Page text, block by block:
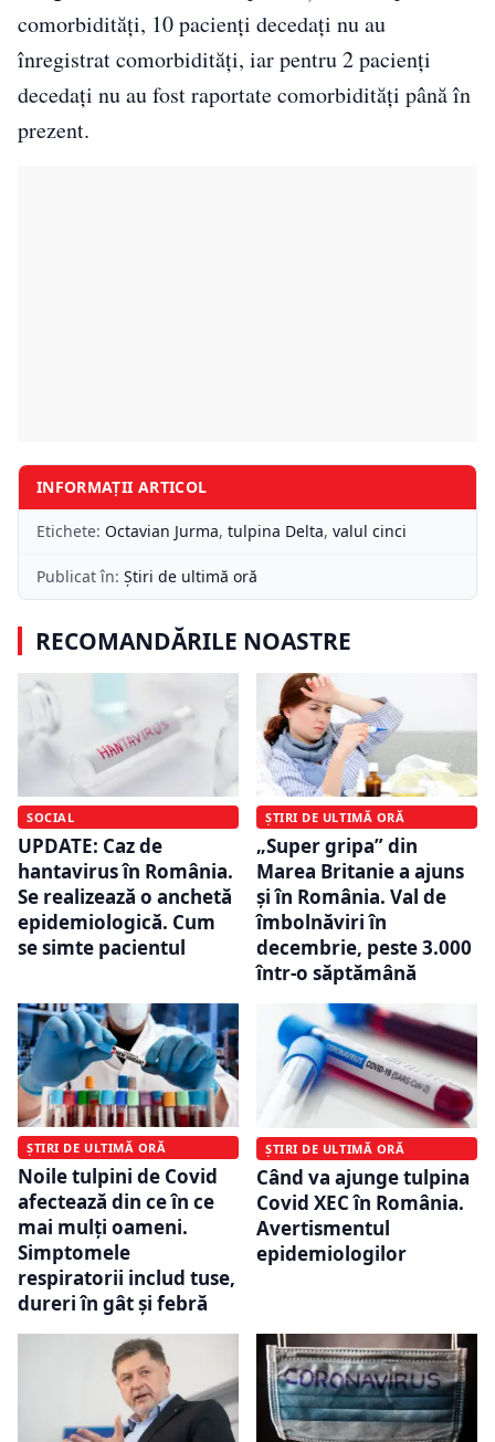
comorbidități, 10 pacienți decedați nu au
înregistrat comorbidități, iar pentru 2 pacienți
decedați nu au fost raportate comorbidități până în
prezent.
INFORMAȚII ARTICOL
Etichete: Octavian Jurma, tulpina Delta, valul cinci
Publicat în: Știri de ultimă oră
RECOMANDĂRILE NOASTRE
SOCIAL
UPDATE: Caz de
hantavirus în România.
Se realizează o anchetă
epidemiologică. Cum
se simte pacientul
ȘTIRI DE ULTIMĂ ORĂ
„Super gripa” din
Marea Britanie a ajuns
și în România. Val de
îmbolnăviri în
decembrie, peste 3.000
într-o săptămână
ȘTIRI DE ULTIMĂ ORĂ
Noile tulpini de Covid
afectează din ce în ce
mai mulți oameni.
Simptomele
respiratorii includ tuse,
dureri în gât și febră
ȘTIRI DE ULTIMĂ ORĂ
Când va ajunge tulpina
Covid XEC în România.
Avertismentul
epidemiologilor